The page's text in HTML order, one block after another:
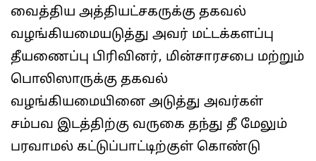
வைத்திய அத்தியட்சகருக்கு தகவல்
வழங்கியமையடுத்து அவர் மட்டக்களப்பு
தீயணைப்பு பிரிவினர், மின்சாரசபை மற்றும்
பொலிஸாருக்கு தகவல்
வழங்கியமையினை அடுத்து அவர்கள்
சம்பவ இடத்திற்கு வருகை தந்து தீ மேலும்
பரவாமல் கட்டுப்பாட்டிற்குள் கொண்டு